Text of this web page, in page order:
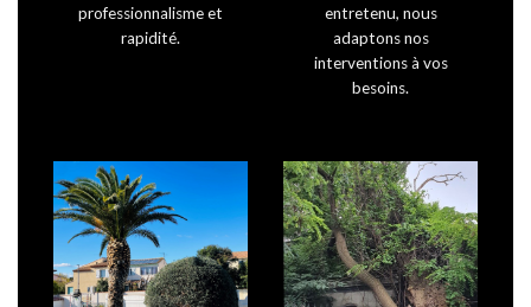
professionnalisme et
rapidité.
entretenu, nous
adaptons nos
interventions à vos
besoins.